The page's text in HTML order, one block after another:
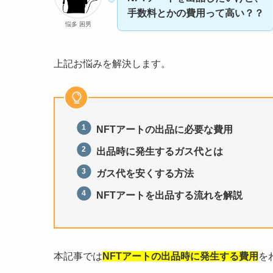
悩多 困男
手数料とかの費用って高い？？
上記お悩みを解決します。
NFTアートの出品に必要な費用
出品時に発生するガス代とは
ガス代を安くする方法
NFTアートを出品する流れを解説
本記事では NFTアートの出品時に発生する費用 を